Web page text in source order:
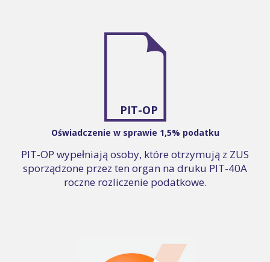
PIT-OP
Oświadczenie w sprawie 1,5% podatku
PIT-OP wypełniają osoby, które otrzymują z ZUS
sporządzone przez ten organ na druku PIT-40A
roczne rozliczenie podatkowe.